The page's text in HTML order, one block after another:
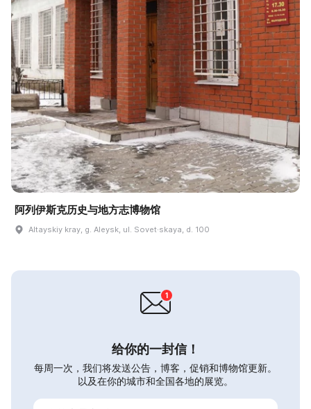
阿列伊斯克历史与地方志博物馆
Altayskiy kray, g. Aleysk, ul. Sovet·skaya, d. 100
给你的一封信！
每周一次，我们将发送公告，博客，促销和博物馆更新。
以及在你的城市和全国各地的展览。